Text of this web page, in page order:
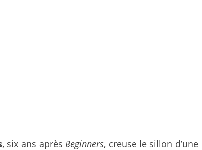
, six ans aprèsBeginners, creuse le sillon d’une